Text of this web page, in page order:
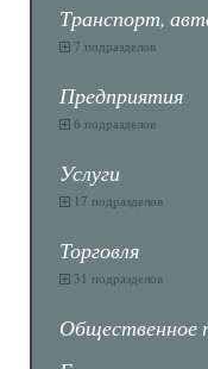
Транспорт,
7 подразделов
Предприятия
6 подразделов
Услуги
17 подразделов
Торговля
31 подразделов
Общественное